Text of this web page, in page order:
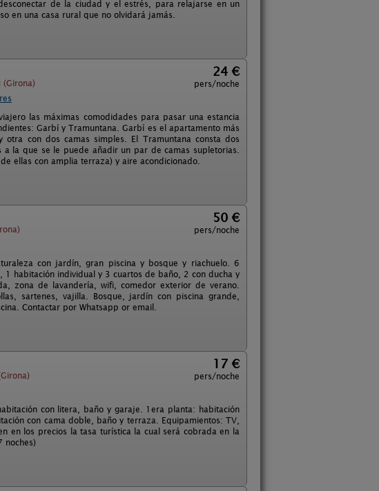
de la ciudad y el estrés, para relajarse en un
en una casa rural que no olvidará jamás.
(Girona)
24 €
pers/noche
las máximas comodidades para pasar una estancia
Garbí y Tramuntana. Garbí es el apartamento más
con dos camas simples. El Tramuntana consta dos
la que se le puede añadir un par de camas supletorias.
ellas con amplia terraza) y aire acondicionado.
50 €
pers/noche
con jardín, gran piscina y bosque y riachuelo. 6
habitación individual y 3 cuartos de baño, 2 con ducha y
zona de lavandería, wifi, comedor exterior de verano.
sartenes, vajilla. Bosque, jardín con piscina grande,
Contactar por Whatsapp or email.
17 €
pers/noche
con litera, baño y garaje. 1era planta: habitación
con cama doble, baño y terraza. Equipamientos: TV,
en los precios la tasa turística la cual será cobrada en la
noches)